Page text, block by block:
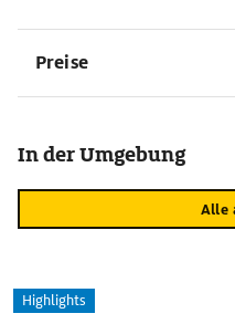
Preise
In der Umgebung
Alle
Highlights